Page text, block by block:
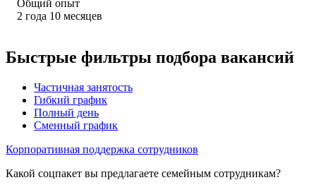
Общий опыт
2 года 10 месяцев
Быстрые фильтры подбора вакансий
Частичная занятость
Гибкий график
Полный день
Сменный график
Корпоративная поддержка сотрудников
Какой соцпакет вы предлагаете семейным сотрудникам?